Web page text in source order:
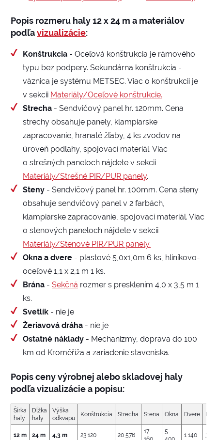
Popis rozmeru haly 12 x 24 m a materiálov
podľavizualizácie:
Konštrukcia - Oceľová konštrukcia je rámového
typu bez podpery. Sekundárna konštrukcia -
väznica je systému METSEC. Viac o konštrukcii je
v sekcii Materiály/Oceľové konštrukcie.
Strecha - Sendvičový panel hr. 120mm. Cena
strechy obsahuje panely, klampiarske
zapracovanie, hranaté žľaby, 4 ks zvodov na
úroveň podlahy, spojovací materiál. Viac
o strešných paneloch nájdete v sekcii
Materiály/Strešné PIR/PUR panely.
Steny - Sendvičový panel hr. 100mm. Cena steny
obsahuje sendvičový panel v 2 farbách,
klampiarske zapracovanie, spojovací materiál. Viac
o stenových paneloch nájdete v sekcii
Materiály/Stenové PIR/PUR panely.
Okna a dvere - plastové 5,0x1,0m 6 ks, hliníkovo-
oceľové 1,1 x 2,1 m 1 ks.
Brána - Sekčná rozmer s presklením 4,0 x 3,5 m 1
ks.
Svetlík - nie je
Žeriavová dráha - nie je
Ostatné náklady - Mechanizmy, doprava do 100
km od Kroměříža a zariadenie staveniska.
Popis ceny výrobnej alebo skladovej haly
podľa vizualizácie a popisu:
Šírka
haly
Dĺžka
haly
Výška
odkvapu
Konštrukcia Strecha Stena Okna Dvere
12 m 24 m 4,3 m 23 120 20 576
17
5
1 140 3